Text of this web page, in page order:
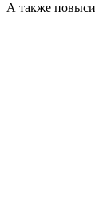
А также